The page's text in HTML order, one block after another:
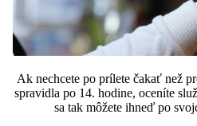
Ak nechcete po prílete čakať než
spravidla po 14. hodine, oceníte
sa tak môžete ihneď po